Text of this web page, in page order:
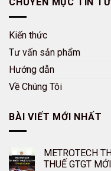
CHUYÊN MỤC TIN
Kiến thức
Tư vấn sản phẩm
Hướng dẫn
Về Chúng Tôi
BÀI VIẾT MỚI NHẤT
METROTECH
THUẾ GTGT